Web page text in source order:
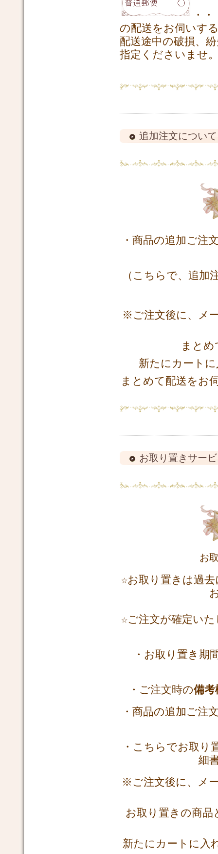
・・
の配送をお伺いす
配送途中の破損、
指定くださいませ
追加注文について
・商品の追加ご注
（こちらで、追
※ご注文後に、メ
まと
新たにカート
まとめて配送をお
お取り置きサー
お
☆お取り置きは過
☆ご注文が確定い
・お取り置き期
・ご注文時の備考
・商品の追加ご注
・こちらでお取り
細
※ご注文後に、メ
お取り置きの商
新たにカートに入